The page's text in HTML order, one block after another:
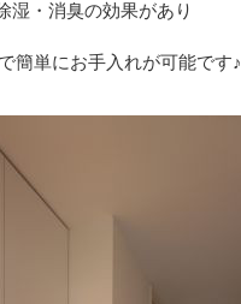
湿・消臭の効果があり
簡単にお手入れが可能です♪